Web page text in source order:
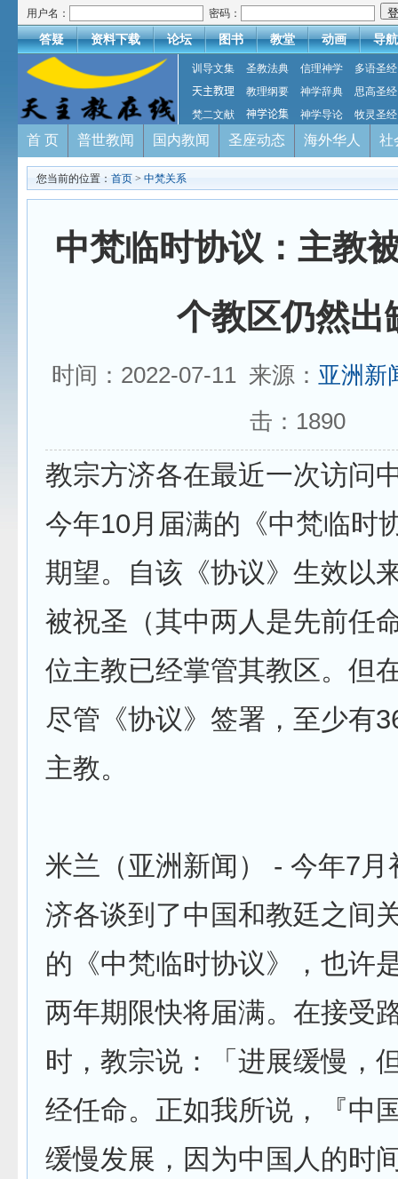
用户名： 密码：
答疑 资料下载 论坛 图书 教堂 动画 导航
训导文集 圣教法典 信理神学
多语圣经
天主教理
教理纲要 神学辞典
思高圣经
梵二文献
神学论集 神学导论 牧灵圣经
首 页 普世教闻 国内教闻 圣座动态 海外华人 社
您当前的位置： 首页 > 中梵关系
中梵临时协议：主教
个教区仍然出
时间：2022-07-11 来源： 亚洲新
击： 1890
教宗方济各在最近一次访问
今年10月届满的《中梵临时
期望。自该《协议》生效以
被祝圣（其中两人是先前任
位主教已经掌管其教区。但
尽管《协议》签署，至少有
主教。
米兰（亚洲新闻） - 今年7月
济各谈到了中国和教廷之间
的《中梵临时协议》，也许
两年期限快将届满。在接受
时，教宗说：「进展缓慢，
经任命。正如我所说，『中
缓慢发展，因为中国人的时